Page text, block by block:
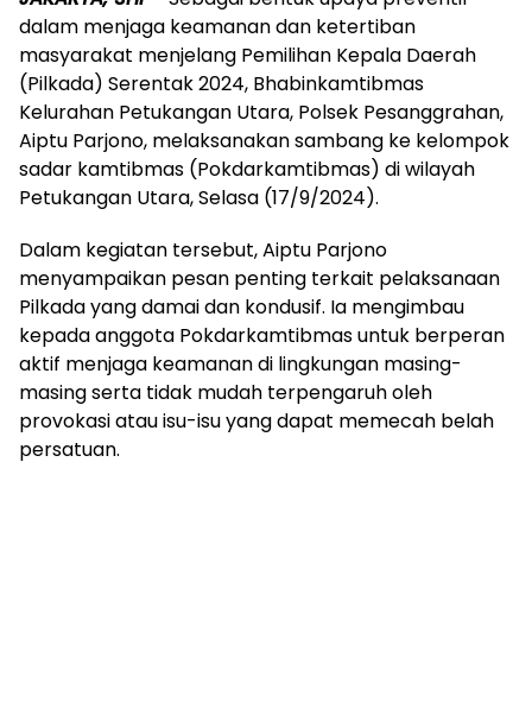
dalam menjaga keamanan dan ketertiban
masyarakat menjelang Pemilihan Kepala Daerah
(Pilkada) Serentak 2024, Bhabinkamtibmas
Kelurahan Petukangan Utara, Polsek Pesanggrahan,
Aiptu Parjono, melaksanakan sambang ke kelompok
sadar kamtibmas (Pokdarkamtibmas) di wilayah
Petukangan Utara, Selasa (17/9/2024).
Dalam kegiatan tersebut, Aiptu Parjono
menyampaikan pesan penting terkait pelaksanaan
Pilkada yang damai dan kondusif. Ia mengimbau
kepada anggota Pokdarkamtibmas untuk berperan
aktif menjaga keamanan di lingkungan masing-
masing serta tidak mudah terpengaruh oleh
provokasi atau isu-isu yang dapat memecah belah
persatuan.